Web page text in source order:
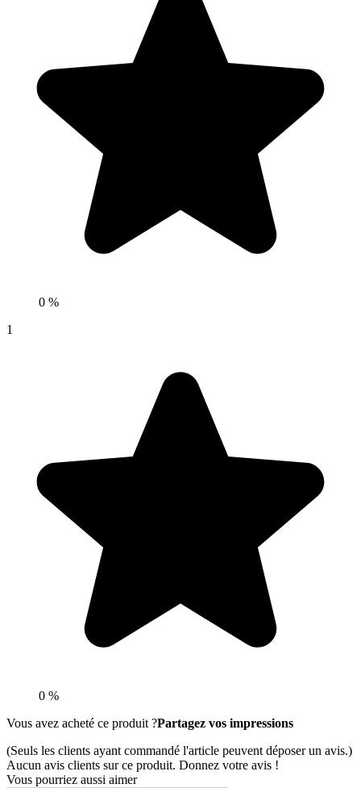
0 %
1
0 %
Vous avez acheté ce produit ?Partagez vos impressions
(Seuls les clients ayant commandé l'article peuvent déposer un avis.)
Aucun avis clients sur ce produit. Donnez votre avis !
Vous pourriez aussi aimer